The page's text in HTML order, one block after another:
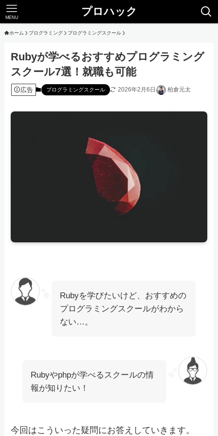
プロハック
MENU
ホーム プログラミング プログラミングスクール
Rubyが学べるおすすめプログラミング
スクール7選！就職も可能
広告 プログラミングスクール 2026年2月6日 柏倉元太
Rubyを学びたいけど、おすすめの
プログラミングスクールがわから
ない…。
Rubyやphpが学べるスクールの情
報が知りたい！
今回はこういった疑問にお答えしていきます。